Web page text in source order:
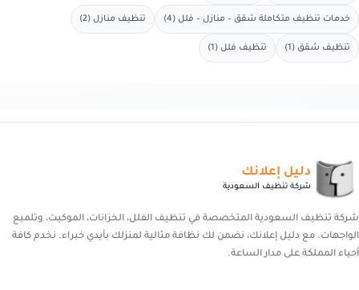
خدمات تنظيف متكاملة شقق – منازل – فلل (4) تنظيف منازل (2)
تنظيف شقق (1) تنظيف فلل (1)
دليل إعلانك
شركة تنظيف السعودية
شركة تنظيف السعودية المتخصصة في تنظيف الفلل، الخزانات، الموكيت، وتلميع
الواجهات. مع دليل إعلانك، نضمن لك نظافة مثالية لمنزلك بأيدي خبراء. نخدم كافة
أحياء المملكة على مدار الساعة.